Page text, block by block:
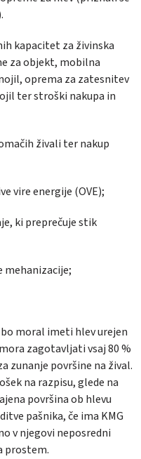
kapacitet za živinska
za objekt, mobilna
oprema za zatesnitev
ter stroški nakupa in
živali ter nakup
vire energije (OVE);
ki preprečuje stik
mehanizacije;
moral imeti hlev urejen
zagotavljati vsaj 80 %
zunanje površine na žival.
na razpisu, glede na
površina ob hlevu
pašnika, če ima KMG
v njegovi neposredni
prostem.